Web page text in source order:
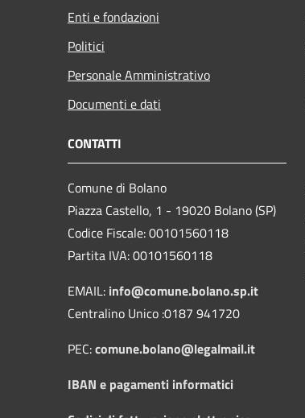
Enti e fondazioni
Politici
Personale Amministrativo
Documenti e dati
CONTATTI
Comune di Bolano
Piazza Castello, 1 - 19020 Bolano (SP)
Codice Fiscale: 00101560118
Partita IVA: 00101560118
EMAIL: info@comune.bolano.sp.it
Centralino Unico :0187 941720
PEC:comune.bolano@legalmail.it
IBAN e pagamenti informatici